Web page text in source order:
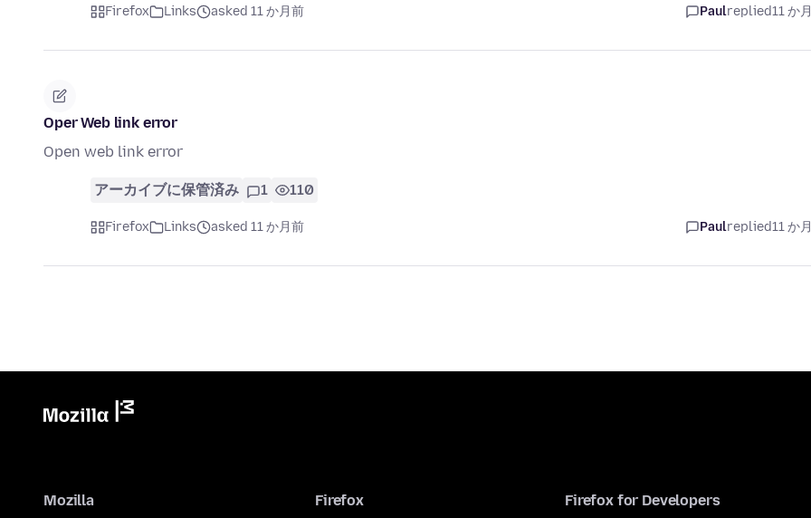
Firefox Links asked 11 か月前 Paulreplied11 か
Oper Web link error
Open web link error
アーカイブに保管済み 1 110
Firefox Links asked 11 か月前 Paulreplied11 か
Mozilla Firefox Firefox for Developers